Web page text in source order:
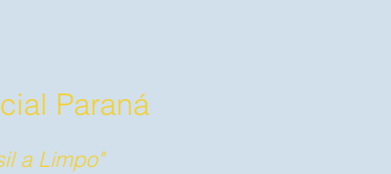
Paraná
a Limpo"